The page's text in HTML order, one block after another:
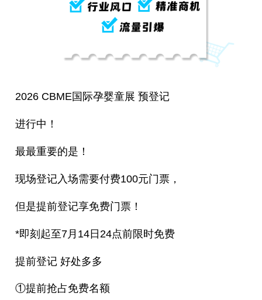
2026 CBME国际孕婴童展 预登记
进行中！
最最重要的是！
现场登记入场需要付费100元门票，
但是提前登记享免费门票！
*即刻起至7月14日24点前限时免费
提前登记 好处多多
①提前抢占免费名额